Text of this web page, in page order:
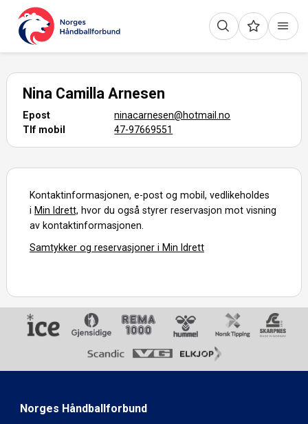
Nina Camilla Arnesen
Epost
ninacarnesen@hotmail.no
Tlf mobil
47-97669551
Kontaktinformasjonen, e-post og mobil, vedlikeholdes
i Min Idrett, hvor du også styrer reservasjon mot visning
av kontaktinformasjonen.
Samtykker og reservasjoner i Min Idrett
Norges Håndballforbund